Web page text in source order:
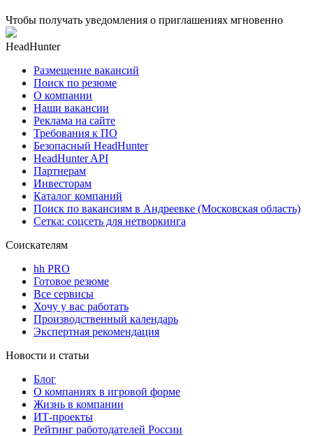
Чтобы получать уведомления о приглашениях мгновенно
HeadHunter
Размещение вакансий
Поиск по резюме
О компании
Наши вакансии
Реклама на сайте
Требования к ПО
Безопасный HeadHunter
HeadHunter API
Партнерам
Инвесторам
Каталог компаний
Поиск по вакансиям в Андреевке (Московская область)
Сетка: соцсеть для нетворкинга
Соискателям
hh PRO
Готовое резюме
Все сервисы
Хочу у вас работать
Производственный календарь
Экспертная рекомендация
Новости и статьи
Блог
О компаниях в игровой форме
Жизнь в компании
ИТ-проекты
Рейтинг работодателей России